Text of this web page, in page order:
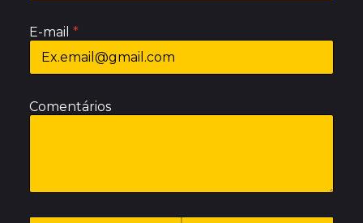
E-mail *
Comentários